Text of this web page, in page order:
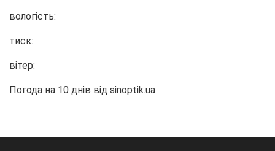
вологість:
тиск:
вітер:
Погода на 10 днів від sinoptik.ua